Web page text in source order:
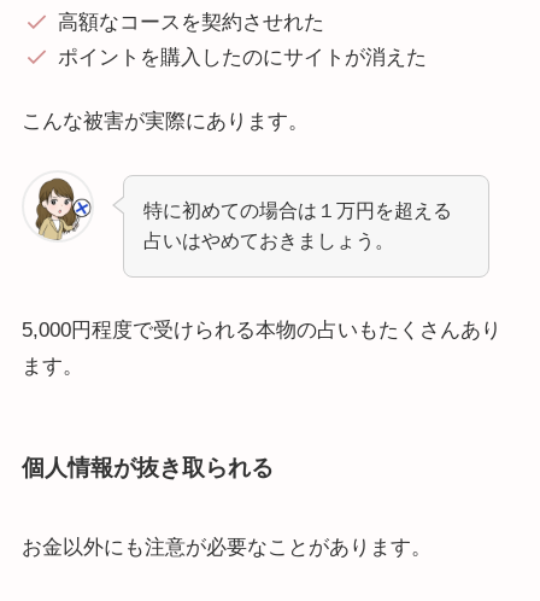
高額なコースを契約させれた
ポイントを購入したのにサイトが消えた
こんな被害が実際にあります。
特に初めての場合は１万円を超える
占いはやめておきましょう。
5,000円程度で受けられる本物の占いもたくさんあり
ます。
個人情報が抜き取られる
お金以外にも注意が必要なことがあります。